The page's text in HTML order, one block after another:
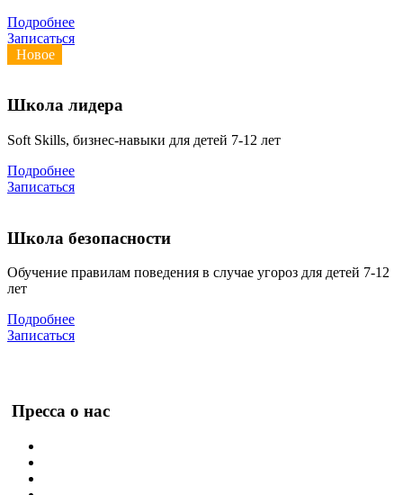
Подробнее
Записаться
Новое
Школа лидера
Soft Skills, бизнес-навыки для детей 7-12 лет
Подробнее
Записаться
Школа безопасности
Обучение правилам поведения в случае угороз для детей 7-12
лет
Подробнее
Записаться
Пресса о нас